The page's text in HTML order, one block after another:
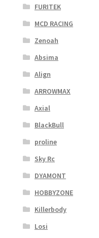
FURITEK
MCD RACING
Zenoah
Absima
Align
ARROWMAX
Axial
BlackBull
proline
Sky Rc
DYAMONT
HOBBYZONE
Killerbody
Losi